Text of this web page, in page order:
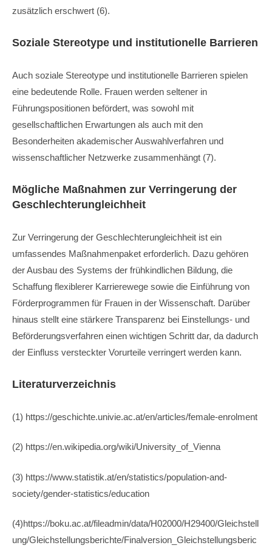
zusätzlich erschwert (6).
Soziale Stereotype und institutionelle Barrieren
Auch soziale Stereotype und institutionelle Barrieren spielen
eine bedeutende Rolle. Frauen werden seltener in
Führungspositionen befördert, was sowohl mit
gesellschaftlichen Erwartungen als auch mit den
Besonderheiten akademischer Auswahlverfahren und
wissenschaftlicher Netzwerke zusammenhängt (7).
Mögliche Maßnahmen zur Verringerung der
Geschlechterungleichheit
Zur Verringerung der Geschlechterungleichheit ist ein
umfassendes Maßnahmenpaket erforderlich. Dazu gehören
der Ausbau des Systems der frühkindlichen Bildung, die
Schaffung flexiblerer Karrierewege sowie die Einführung von
Förderprogrammen für Frauen in der Wissenschaft. Darüber
hinaus stellt eine stärkere Transparenz bei Einstellungs- und
Beförderungsverfahren einen wichtigen Schritt dar, da dadurch
der Einfluss versteckter Vorurteile verringert werden kann.
Literaturverzeichnis
(1) https://geschichte.univie.ac.at/en/articles/female-enrolment
(2) https://en.wikipedia.org/wiki/University_of_Vienna
(3) https://www.statistik.at/en/statistics/population-and-
society/gender-statistics/education
(4)https://boku.ac.at/fileadmin/data/H02000/H29400/Gleichstell
ung/Gleichstellungsberichte/Finalversion_Gleichstellungsberic